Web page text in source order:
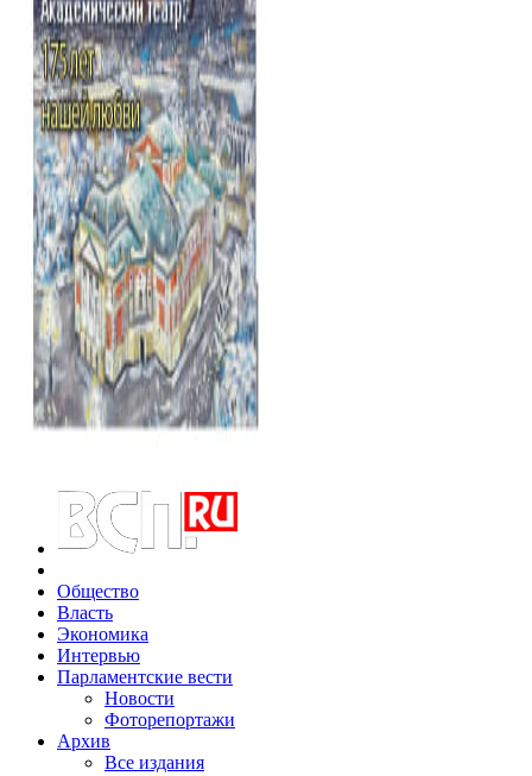
Общество
Власть
Экономика
Интервью
Парламентские вести
Новости
Фоторепортажи
Архив
Все издания